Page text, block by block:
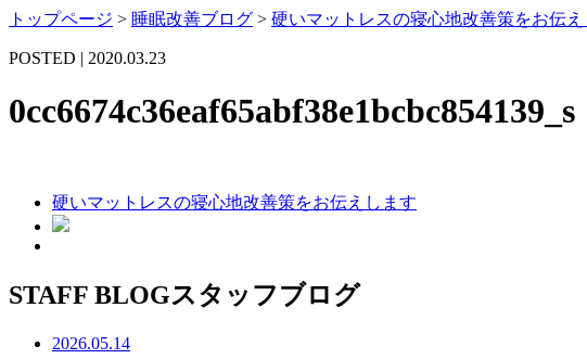
トップページ > 睡眠改善ブログ > 硬いマットレスの寝心地改善策をお伝え
POSTED | 2020.03.23
0cc6674c36eaf65abf38e1bcbc854139_s
硬いマットレスの寝心地改善策をお伝えします
STAFF BLOGスタッフブログ
2026.05.14